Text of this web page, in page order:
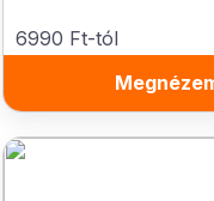
6990 Ft-tól